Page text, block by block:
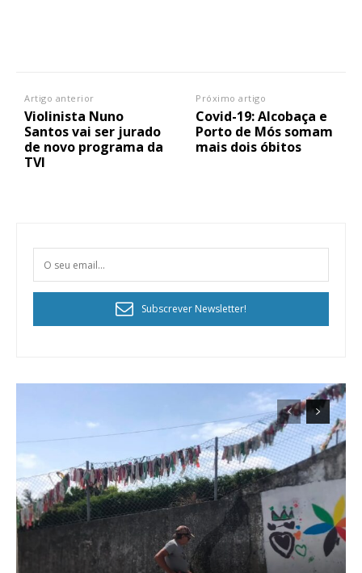
Artigo anterior
Violinista Nuno
Santos vai ser jurado
de novo programa da
TVI
Próximo artigo
Covid-19: Alcobaça e
Porto de Mós somam
mais dois óbitos
Subscrever Newsletter!